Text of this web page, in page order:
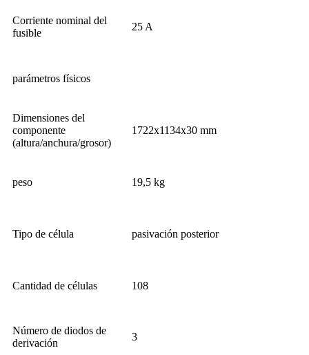
Corriente nominal del
fusible
25 A
parámetros físicos
Dimensiones del
componente
(altura/anchura/grosor)
1722x1134x30 mm
peso 19,5 kg
Tipo de célula pasivación posterior
Cantidad de células 108
Número de diodos de
derivación
3